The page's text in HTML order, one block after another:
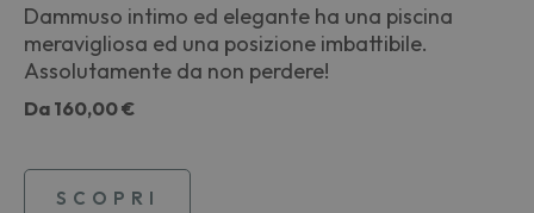
Dammuso intimo ed elegante ha una piscina
meravigliosa ed una posizione imbattibile.
Assolutamente da non perdere!
Da 160,00 €
SCOPRI